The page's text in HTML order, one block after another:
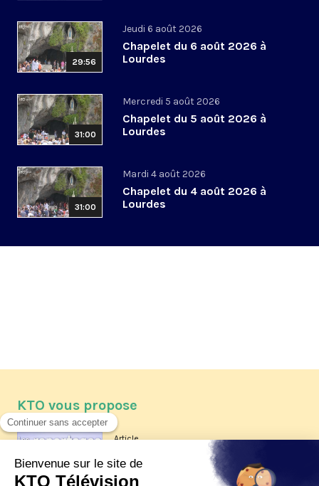
29:56
Jeudi 6 août 2026
Chapelet du 6 août 2026 à
Lourdes
31:00
Mercredi 5 août 2026
Chapelet du 5 août 2026 à
Lourdes
31:00
Mardi 4 août 2026
Chapelet du 4 août 2026 à
Lourdes
KTO vous propose
Article
Les reportages d'été 2026 de KTO